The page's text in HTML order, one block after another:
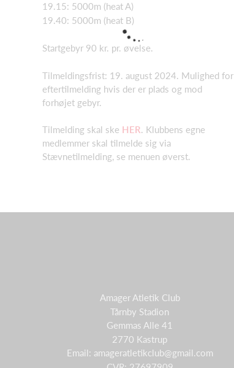
19.15: 5000m (heat A)
19.40: 5000m (heat B)
Startgebyr 90 kr. pr. øvelse.
Tilmeldingsfrist: 19. august 2024. Mulighed for
eftertilmelding hvis der er plads og mod
forhøjet gebyr.
Tilmelding skal ske HER. Klubbens egne
medlemmer skal tilmelde sig via
Stævnetilmelding, se menuen øverst.
Amager Atletik Club
Tårnby Stadion
Gemmas Alle 41
2770 Kastrup
Email: amageratletikclub@gmail.com